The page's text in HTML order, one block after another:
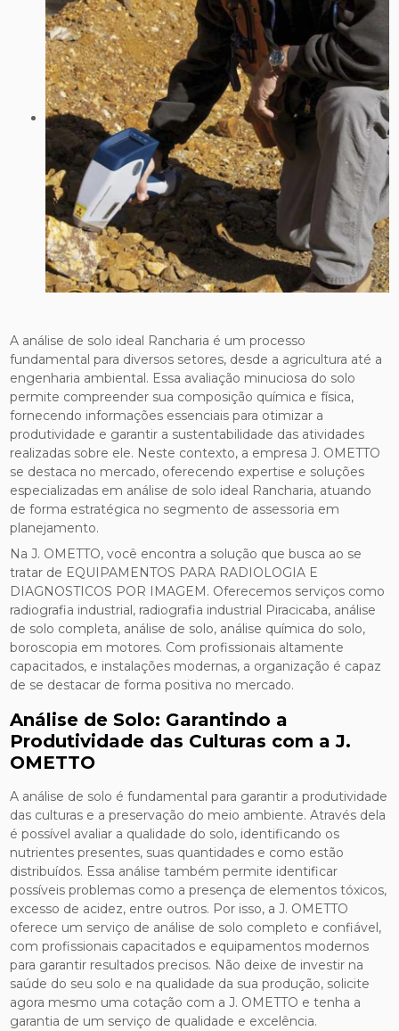
A análise de solo ideal Rancharia é um processo
fundamental para diversos setores, desde a agricultura até a
engenharia ambiental. Essa avaliação minuciosa do solo
permite compreender sua composição química e física,
fornecendo informações essenciais para otimizar a
produtividade e garantir a sustentabilidade das atividades
realizadas sobre ele. Neste contexto, a empresa J. OMETTO
se destaca no mercado, oferecendo expertise e soluções
especializadas em análise de solo ideal Rancharia, atuando
de forma estratégica no segmento de assessoria em
planejamento.
Na J. OMETTO, você encontra a solução que busca ao se
tratar de EQUIPAMENTOS PARA RADIOLOGIA E
DIAGNOSTICOS POR IMAGEM. Oferecemos serviços como
radiografia industrial, radiografia industrial Piracicaba, análise
de solo completa, análise de solo, análise química do solo,
boroscopia em motores. Com profissionais altamente
capacitados, e instalações modernas, a organização é capaz
de se destacar de forma positiva no mercado.
Análise de Solo: Garantindo a
Produtividade das Culturas com a J.
OMETTO
A análise de solo é fundamental para garantir a produtividade
das culturas e a preservação do meio ambiente. Através dela
é possível avaliar a qualidade do solo, identificando os
nutrientes presentes, suas quantidades e como estão
distribuídos. Essa análise também permite identificar
possíveis problemas como a presença de elementos tóxicos,
excesso de acidez, entre outros. Por isso, a J. OMETTO
oferece um serviço de análise de solo completo e confiável,
com profissionais capacitados e equipamentos modernos
para garantir resultados precisos. Não deixe de investir na
saúde do seu solo e na qualidade da sua produção, solicite
agora mesmo uma cotação com a J. OMETTO e tenha a
garantia de um serviço de qualidade e excelência.